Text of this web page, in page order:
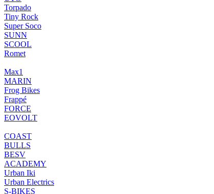
Torpado
Tiny Rock
Super Soco
SUNN
SCOOL
Romet
Max1
MARIN
Frog Bikes
Frappé
FORCE
EOVOLT
COAST
BULLS
BESV
ACADEMY
Urban Iki
Urban Electrics
S-BIKES